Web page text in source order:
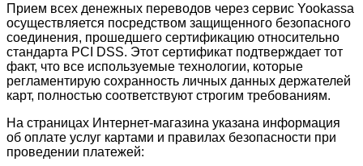
Прием всех денежных переводов через сервис Yookassa
осуществляется посредством защищенного безопасного
соединения, прошедшего сертификацию относительно
стандарта PCI DSS. Этот сертификат подтверждает тот
факт, что все используемые технологии, которые
регламентирую сохранность личных данных держателей
карт, полностью соответствуют строгим требованиям.
На страницах Интернет-магазина указана информация
об оплате услуг картами и правилах безопасности при
проведении платежей: